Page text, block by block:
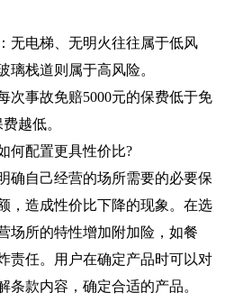
无电梯、无明火往往属于低风
璃栈道则属于高风险。
次事故免赔5000元的保费低于免
越低。
何配置更具性价比?
确自己经营的场所需要的必要保
，造成性价比下降的现象。在选
场所的特性增加附加险，如餐
责任。用户在确定产品时可以对
条款内容，确定合适的产品。